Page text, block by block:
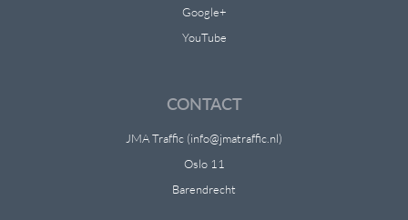
Google+
YouTube
CONTACT
JMA Traffic (info@jmatraffic.nl)
Oslo 11
Barendrecht